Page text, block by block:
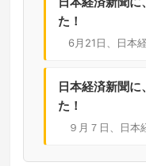
た！
6月21日、日本
日本経済新聞
た！
９月７日、日